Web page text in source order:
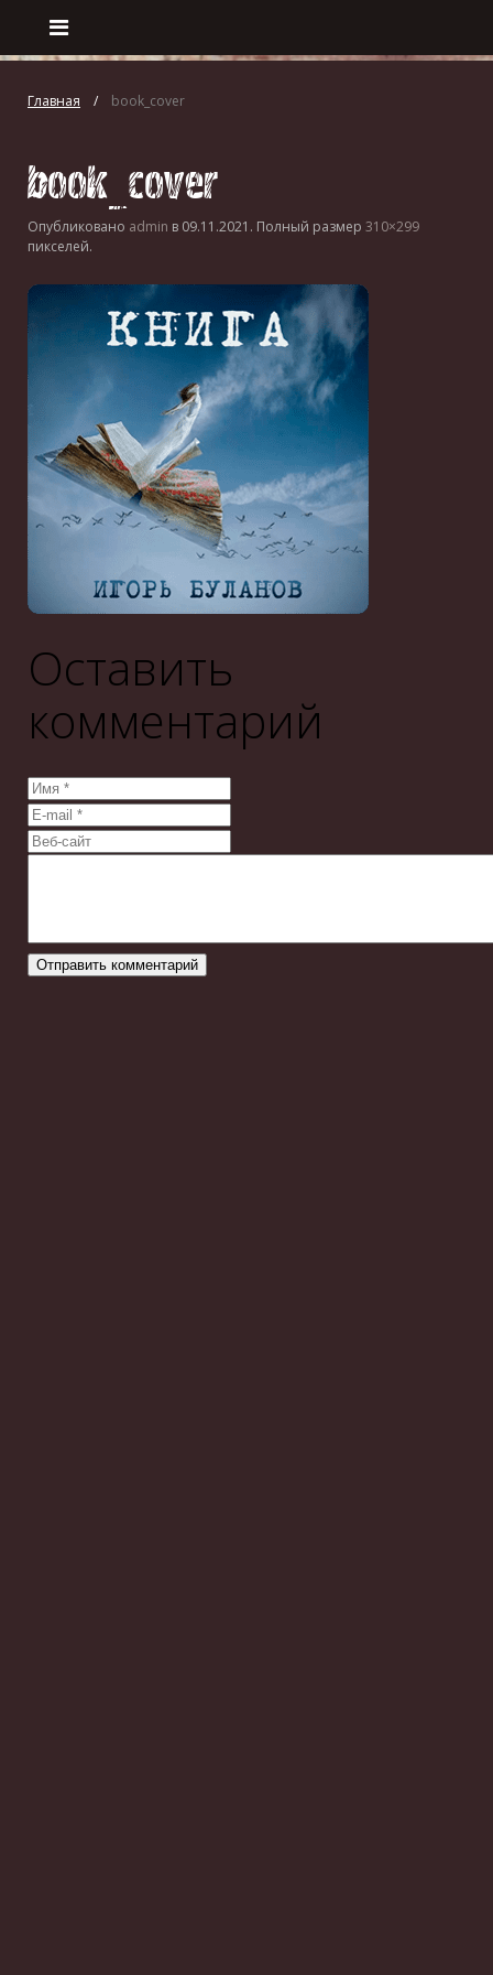
Главная book_cover
book_cover
Опубликовано admin в 09.11.2021 . Полный размер 310×299
пикселей.
Оставить
комментарий
Отправить комментарий